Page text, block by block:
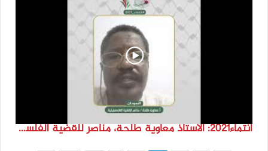
انتماء2021: الاستاذ معاوية طلحة، مناصر للقضية الفلسطينية، السودان.